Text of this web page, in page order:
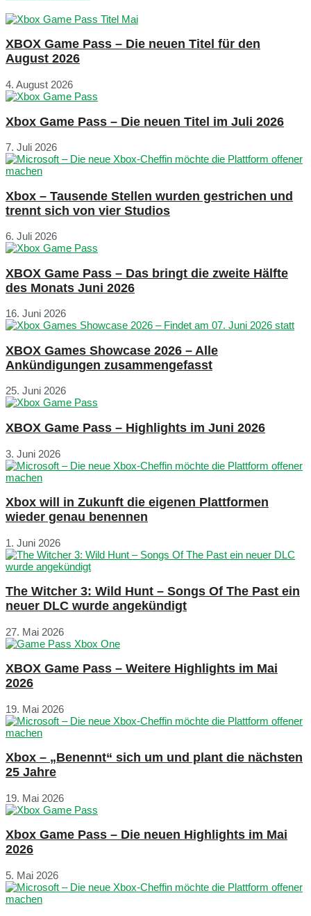
XBOX Game Pass – Die neuen Titel für den
August 2026
4. August 2026
Xbox Game Pass – Die neuen Titel im Juli 2026
7. Juli 2026
Xbox – Tausende Stellen wurden gestrichen und
trennt sich von vier Studios
6. Juli 2026
XBOX Game Pass – Das bringt die zweite Hälfte
des Monats Juni 2026
16. Juni 2026
XBOX Games Showcase 2026 – Alle
Ankündigungen zusammengefasst
25. Juni 2026
XBOX Game Pass – Highlights im Juni 2026
3. Juni 2026
Xbox will in Zukunft die eigenen Plattformen
wieder genau benennen
1. Juni 2026
The Witcher 3: Wild Hunt – Songs Of The Past ein
neuer DLC wurde angekündigt
27. Mai 2026
XBOX Game Pass – Weitere Highlights im Mai
2026
19. Mai 2026
Xbox – „Benennt“ sich um und plant die nächsten
25 Jahre
19. Mai 2026
Xbox Game Pass – Die neuen Highlights im Mai
2026
5. Mai 2026